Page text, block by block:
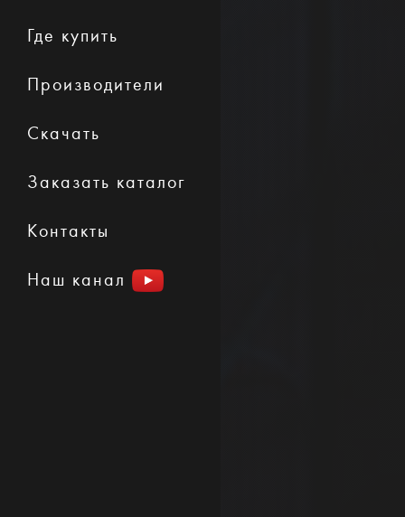
Где купить
Производители
Скачать
Заказать каталог
Контакты
Наш канал